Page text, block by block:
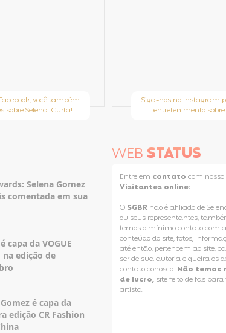
você também
sobre Selena. Curta!
Siga-nos no Instagram
entretenimento sobre
Taylor Swift Brasil
Selena Gomez
comentada em sua
capa da VOGUE
na edição de
é capa da
edição CR Fashion
WEB STATUS
Entre em contatocom nosso
Visitantes online:
O SGBR não é afiliado de
ou seus representantes,
temos o mínimo contato com
conteúdo do site, fotos,
até então, pertencem ao site,
ser de sua autoria e queira os
contato conosco. Não temos
de lucro, site feito de fãs
artista.